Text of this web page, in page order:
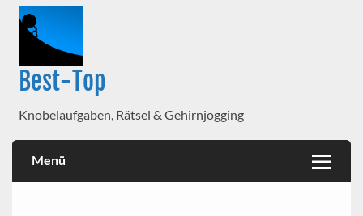
Best-Top
Knobelaufgaben, Rätsel & Gehirnjogging
Menü